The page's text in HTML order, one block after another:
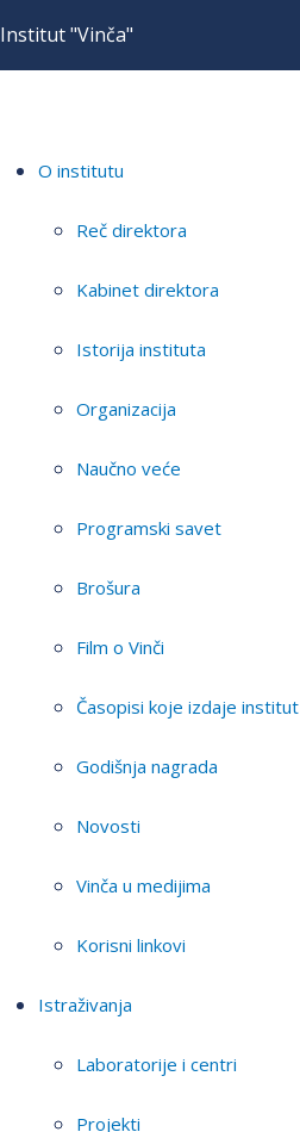
Institut "Vinča"
O institutu
Reč direktora
Kabinet direktora
Istorija instituta
Organizacija
Naučno veće
Programski savet
Brošura
Film o Vinči
Časopisi koje izdaje institut
Godišnja nagrada
Novosti
Vinča u medijima
Korisni linkovi
Istraživanja
Laboratorije i centri
Projekti